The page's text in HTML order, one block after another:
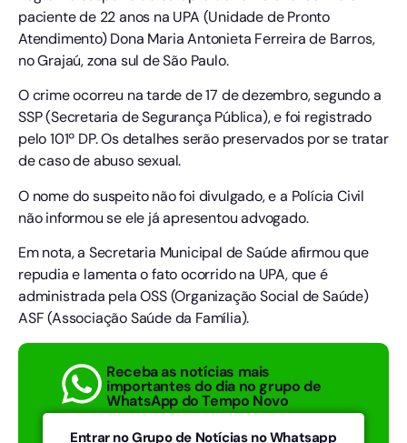
paciente de 22 anos na UPA (Unidade de Pronto
Atendimento) Dona Maria Antonieta Ferreira de Barros,
no Grajaú, zona sul de São Paulo.
O crime ocorreu na tarde de 17 de dezembro, segundo a
SSP (Secretaria de Segurança Pública), e foi registrado
pelo 101º DP. Os detalhes serão preservados por se tratar
de caso de abuso sexual.
O nome do suspeito não foi divulgado, e a Polícia Civil
não informou se ele já apresentou advogado.
Em nota, a Secretaria Municipal de Saúde afirmou que
repudia e lamenta o fato ocorrido na UPA, que é
administrada pela OSS (Organização Social de Saúde)
ASF (Associação Saúde da Família).
Receba as notícias mais
importantes do dia no grupo de
WhatsApp do Tempo Novo
Entrar no Grupo de Notícias no Whatsapp